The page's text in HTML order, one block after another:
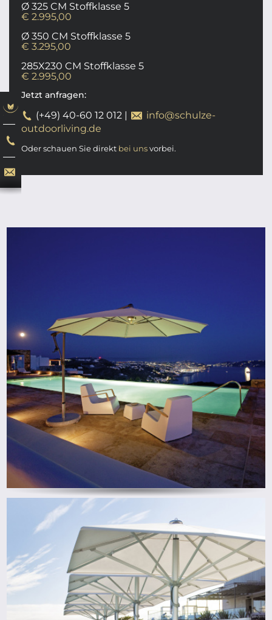
Ø 325 CM Stoffklasse 5
€ 2.995,00
Ø 350 CM Stoffklasse 5
€ 3.295,00
285X230 CM Stoffklasse 5
€ 2.995,00
Jetzt anfragen:
(+49) 40-60 12 012 |
info@schulze-
outdoorliving.de
Oder schauen Sie direkt bei unsvorbei.
ab